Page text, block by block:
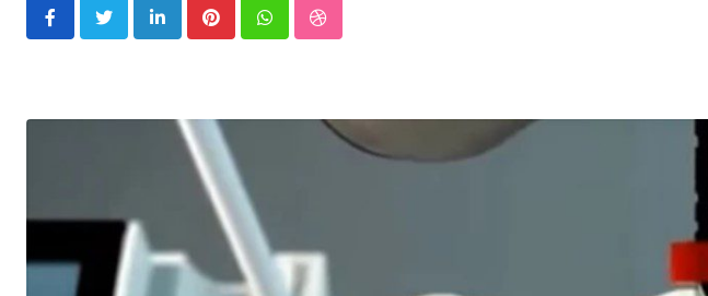
LinkedInPinterestWhatsappStumbleUpon